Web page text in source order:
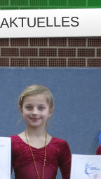
AKTUELLES